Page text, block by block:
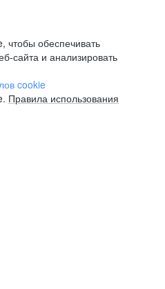
обеспечивать
сайта и анализировать
cookie
Правила использования